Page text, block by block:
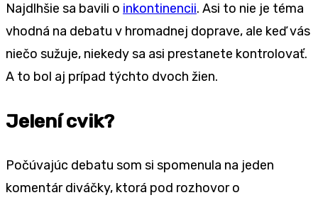
Najdlhšie sa bavili o inkontinencii. Asi to nie je téma
vhodná na debatu v hromadnej doprave, ale keď vás
niečo sužuje, niekedy sa asi prestanete kontrolovať.
A to bol aj prípad týchto dvoch žien.
Jelení cvik?
Počúvajúc debatu som si spomenula na jeden
komentár diváčky, ktorá pod rozhovor o